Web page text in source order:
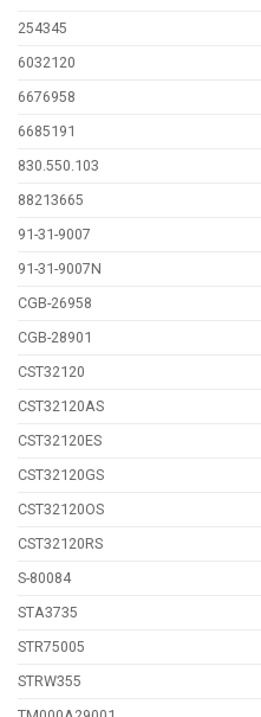
254345
6032120
6676958
6685191
830.550.103
88213665
91-31-9007
91-31-9007N
CGB-26958
CGB-28901
CST32120
CST32120AS
CST32120ES
CST32120GS
CST32120OS
CST32120RS
S-80084
STA3735
STR75005
STRW355